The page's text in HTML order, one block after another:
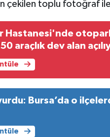
çekilen toplu fotoğraf
Hastanesi'nde
araçlık dev alan
Bursa’da o